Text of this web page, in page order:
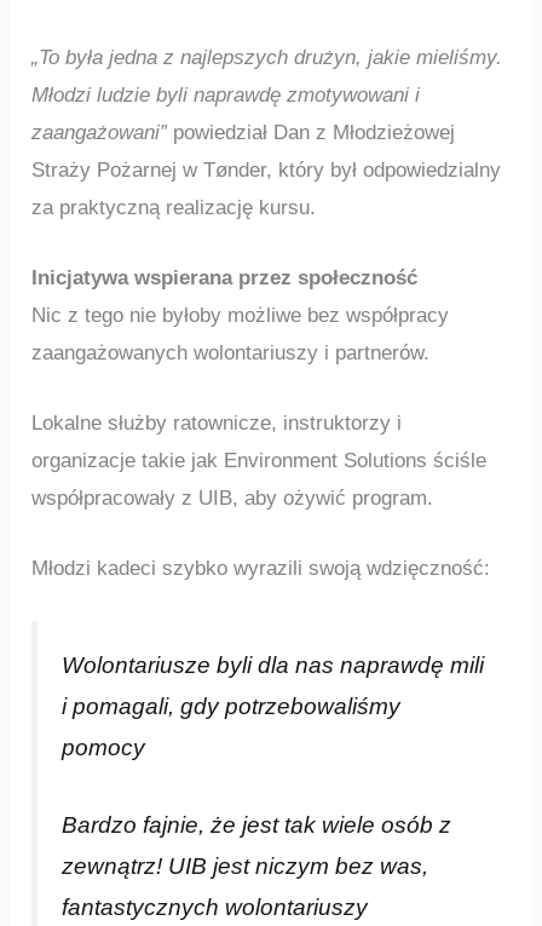
„To była jedna z najlepszych drużyn, jakie mieliśmy.
Młodzi ludzie byli naprawdę zmotywowani i
zaangażowani”powiedział Dan z Młodzieżowej
Straży Pożarnej w Tønder, który był odpowiedzialny
za praktyczną realizację kursu.
Inicjatywa wspierana przez społeczność
Nic z tego nie byłoby możliwe bez współpracy
zaangażowanych wolontariuszy i partnerów.
Lokalne służby ratownicze, instruktorzy i
organizacje takie jak Environment Solutions ściśle
współpracowały z UIB, aby ożywić program.
Młodzi kadeci szybko wyrazili swoją wdzięczność:
Wolontariusze byli dla nas naprawdę mili
i pomagali, gdy potrzebowaliśmy
pomocy
Bardzo fajnie, że jest tak wiele osób z
zewnątrz! UIB jest niczym bez was,
fantastycznych wolontariuszy